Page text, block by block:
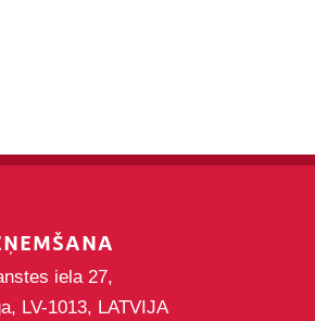
iela 27,
LV-1013, LATVIJA